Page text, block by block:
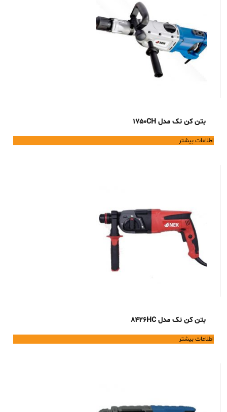
بتن کن نک مدل 1750CH
اطلاعات بیشتر
بتن کن نک مدل 8426HC
اطلاعات بیشتر